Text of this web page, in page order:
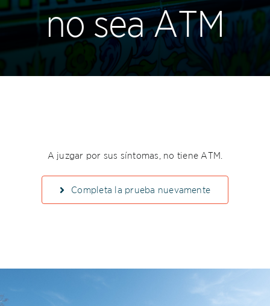
Contactono sea ATM
A juzgar por sus síntomas, no tiene ATM.
Completa la prueba nuevamente